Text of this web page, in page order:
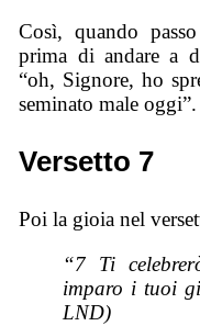
Così, quando
prima di andare a
“oh, Signore, ho
seminato male
Versetto 7
Poi la gioia nel
“7 Ti
imparo i tuoi
LND)